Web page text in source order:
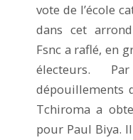
vote de l’école
dans cet
Fsnc a raflé, en
électeurs.
dépouillements
Tchiroma a
pour Paul Biya.